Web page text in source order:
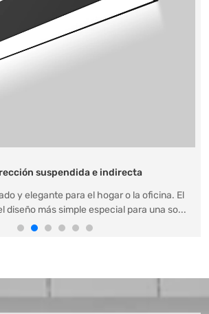
suspendida e indirecta
y elegante para el hogar o la oficina. El
diseño más simple especial para una so...